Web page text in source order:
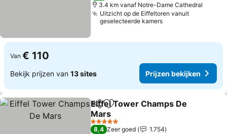
3.4 km vanaf Notre-Dame Cathedral
Uitzicht op de Eiffeltoren vanuit
geselecteerde kamers
Van € 110
Bekijk prijzen van 13 sites Prijzen bekijken
DelenToevoegen aan favorieten
Eiffel Tower Champs De
Mars
5 Sterren
8,4 Zeer goed
1.754